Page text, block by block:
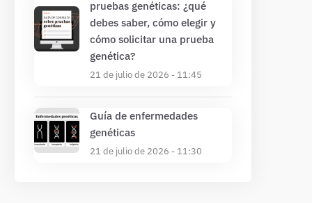
pruebas genéticas: ¿qué
debes saber, cómo elegir y
cómo solicitar una prueba
genética?
21 de julio de 2026 - 11:45
Guía de enfermedades
genéticas
21 de julio de 2026 - 11:30